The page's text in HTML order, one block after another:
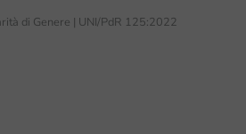
di Genere | UNI/PdR 125:2022